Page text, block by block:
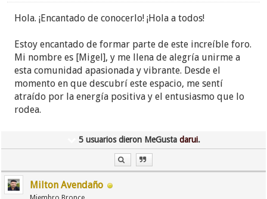
Hola. ¡Encantado de conocerlo! ¡Hola a todos!
Estoy encantado de formar parte de este increíble foro.
Mi nombre es [Migel], y me llena de alegría unirme a
esta comunidad apasionada y vibrante. Desde el
momento en que descubrí este espacio, me sentí
atraído por la energía positiva y el entusiasmo que lo
rodea.
5 usuarios dieron MeGusta darui.
Milton Avendaño